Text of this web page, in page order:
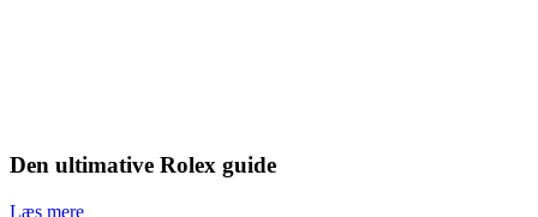
Den ultimative Rolex guide
Læs mere